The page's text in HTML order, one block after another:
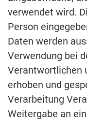
verwendet wird.
Person
Daten werden
Verwendung bei
Verantwortlichen
erhoben und
Verarbeitung
Weitergabe an